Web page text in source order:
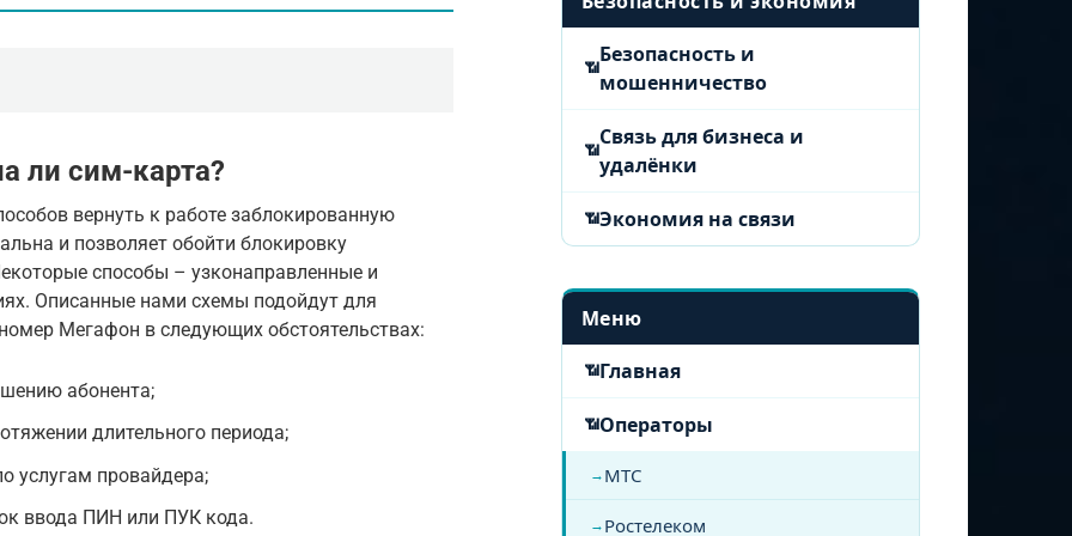
ли сим-карта?
вернуть к работе заблокированную
и позволяет обойти блокировку
способы – узконаправленные и
Описанные нами схемы подойдут для
Мегафон в следующих обстоятельствах:
абонента;
длительного периода;
услугам провайдера;
ввода ПИН или ПУК кода.
Безопасность и
мошенничество
Связь для бизнеса и
удалёнки
Экономия на связи
Меню
Главная
Операторы
МТС
Ростелеком